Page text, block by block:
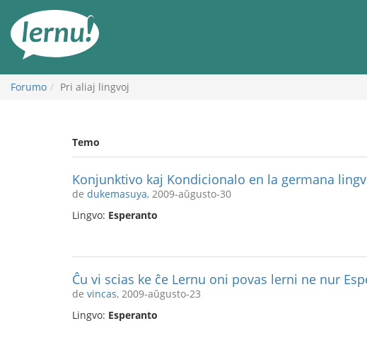
enhavo
Forumo Pri aliaj lingvoj
Temo
Konjunktivo kaj Kondicionalo en la germana
de dukemasuya, 2009-aŭgusto-30
Lingvo: Esperanto
Ĉu vi scias ke ĉe Lernu oni povas lerni ne nur
de vincas, 2009-aŭgusto-23
Lingvo: Esperanto